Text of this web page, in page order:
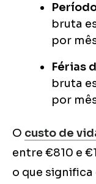
bruta
por
Férias
bruta
por
O custo de
entre €810 e
o que